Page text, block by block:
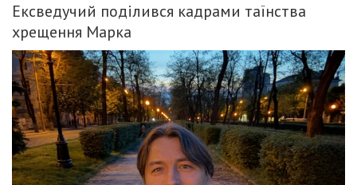
Ексведучий поділився кадрами таїнства
хрещення Марка